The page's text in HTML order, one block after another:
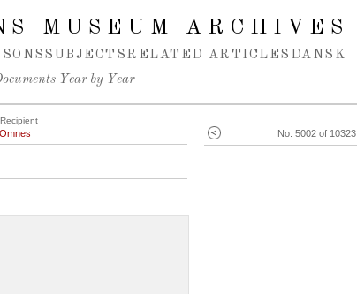
MUSEUM ARCHIVES
SUBJECTS RELATED ARTICLES DANSK
Year by Year
No. 5002 of 10323
Recipient
Omnes